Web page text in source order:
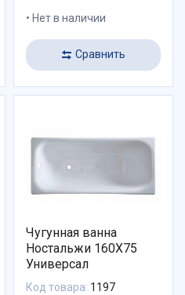
Нет в наличии
Сравнить
Чугунная ванна
Ностальжи 160X75
Универсал
Код товара: 1197